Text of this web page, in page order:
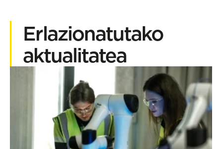
Erlazionatutako
aktualitatea